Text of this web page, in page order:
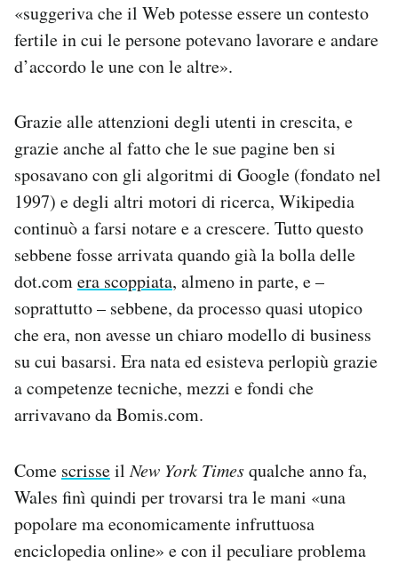
«suggeriva che il Web potesse essere un contesto
fertile in cui le persone potevano lavorare e andare
d’accordo le une con le altre».
Grazie alle attenzioni degli utenti in crescita, e
grazie anche al fatto che le sue pagine ben si
sposavano con gli algoritmi di Google (fondato nel
1997) e degli altri motori di ricerca, Wikipedia
continuò a farsi notare e a crescere. Tutto questo
sebbene fosse arrivata quando già la bolla delle
dot.comera scoppiata, almeno in parte, e –
soprattutto – sebbene, da processo quasi utopico
che era, non avesse un chiaro modello di business
su cui basarsi. Era nata ed esisteva perlopiù grazie
a competenze tecniche, mezzi e fondi che
arrivavano da Bomis.com.
Come scrisseilNew York Timesqualche anno fa,
Wales finì quindi per trovarsi tra le mani «una
popolare ma economicamente infruttuosa
enciclopedia online» e con il peculiare problema